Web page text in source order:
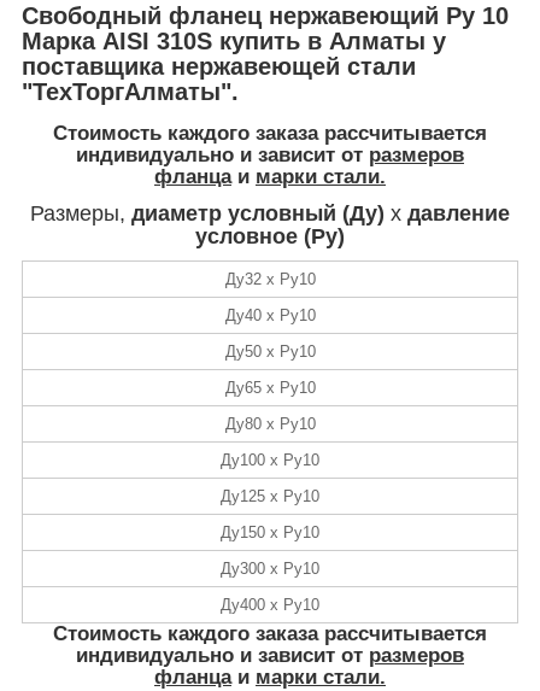
Свободный фланец нержавеющий Ру 10
Марка AISI 310S купить в Алматы у
поставщика нержавеющей стали
"ТехТоргАлматы".
Стоимость каждого заказа рассчитывается
индивидуально и зависит от размеров
фланцаи марки стали.
Размеры, диаметр условный (Ду) х давление
условное (Ру)
Ду32 х Ру10
Ду40 х Ру10
Ду50 х Ру10
Ду65 х Ру10
Ду80 х Ру10
Ду100 х Ру10
Ду125 х Ру10
Ду150 х Ру10
Ду300 х Ру10
Ду400 х Ру10
Стоимость каждого заказа рассчитывается
индивидуально и зависит от размеров
фланцаи марки стали.